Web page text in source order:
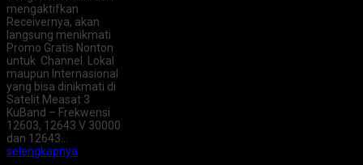
mengaktifkan
Receivernya, akan
langsung menikmati
Promo Gratis Nonton
untuk Channel Lokal
maupun Internasional
yang bisa dinikmati di
Satelit Measat 3
KuBand – Frekwensi
12603, 12643 V 30000
dan 12643…
selengkapnya